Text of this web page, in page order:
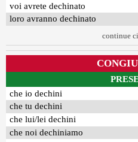
voi avrete dechinato
loro avranno dechinato
continue
che io dechini
che tu dechini
che lui/lei dechini
che noi dechiniamo